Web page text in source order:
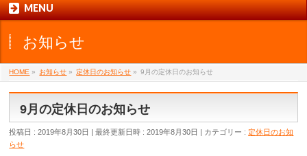
MENU
お知らせ
HOME » お知らせ » 定休日のお知らせ » 9月の定休日のお知らせ
9月の定休日のお知らせ
投稿日 : 2019年8月30日 最終更新日時 : 2019年8月30日 カテゴリー :定休日のお知
らせ